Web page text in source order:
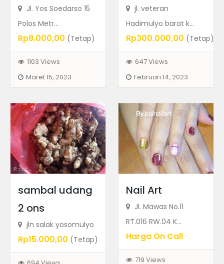
Makanan & Minuman Rumah Tangga
Harga On Call
jln.Ah Nasution no216 yosodadi
Featured Ads
Jl. Yos Soedarso 15
Polos Metr...
Rp8.000,00 (Tetap)
1103 Views
Maret 15, 2023
jl. veteran
Hadimulyo barat k...
Rp300.000,00 (Tetap)
647 Views
Februari 14, 2023
sambal udang
2 ons
jln salak yosomulyo
Rp15.000,00 (Tetap)
Nail Art
Jl. Mawas No.11
RT.016 RW.04 K...
Harga On Call
719 Views